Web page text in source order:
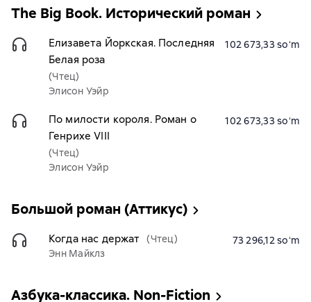
The Big Book. Исторический роман
Елизавета Йоркская. Последняя
Белая роза
(Чтец)
Элисон Уэйр
102 673,33 soʻm
По милости короля. Роман о
Генрихе VIII
(Чтец)
Элисон Уэйр
102 673,33 soʻm
Большой роман (Аттикус)
Когда нас держат (Чтец)
Энн Майклз
73 296,12 soʻm
Азбука-классика. Non-Fiction